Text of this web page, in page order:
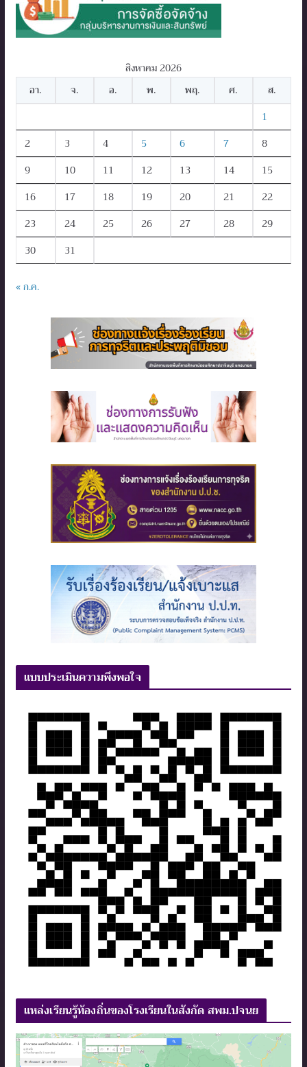
สิงหาคม 2026
อา.
จ. อ. พ. พฤ. ศ.
ส.
1
2
3 4 5 6 7
8
9
10 11 12 13 14
15
16
17 18 19 20 21
22
23
24 25 26 27 28
29
30
31
« ก.ค.
แบบประเมินความพึงพอใจ
แหล่งเรียนรู้ท้องถิ่นของโรงเรียนในสังกัด สพม.ปจนย